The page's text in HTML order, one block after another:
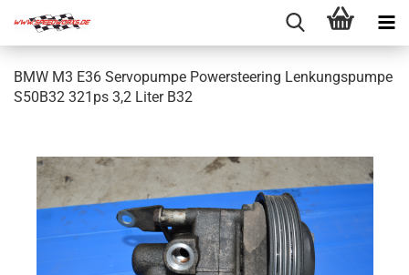
BMW M3 E36 Servopumpe Powersteering Lenkungspumpe
S50B32 321ps 3,2 Liter B32